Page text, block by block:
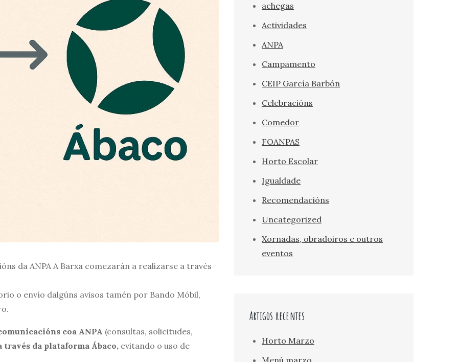
da ANPA A Barxa comezarán a realizarse a través
o envío dalgúns avisos tamén por Bando Móbil,
coa ANPA (consultas, solicitudes,
da plataforma Ábaco, evitando o uso de
achegas
Actividades
ANPA
Campamento
CEIP García Barbón
Celebracións
Comedor
FOANPAS
Horto Escolar
Igualdade
Recomendacións
Uncategorized
Xornadas, obradoiros e outros
eventos
Artigos recentes
Horto Marzo